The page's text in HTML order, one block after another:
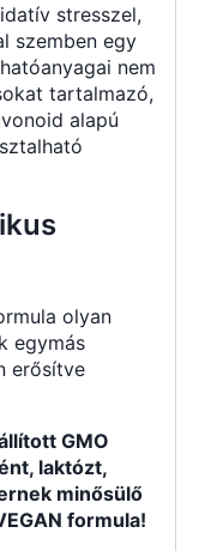
stresszel,
szemben egy
nem
tartalmazó,
alapú
olyan
egymás
erősítve
GMO
laktózt,
minősülő
formula!